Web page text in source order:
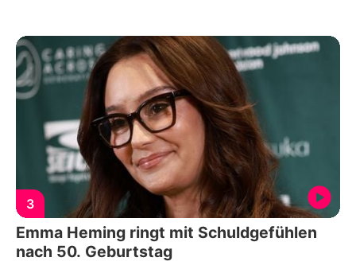
3
Emma Heming ringt mit Schuldgefühlen
nach 50. Geburtstag